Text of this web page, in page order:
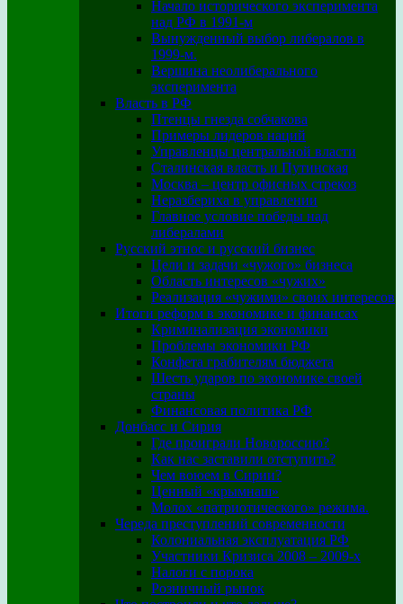
Начало исторического эксперимента
над РФ в 1991-м
Вынужденный выбор либералов в
1999-м.
Вершина неолиберального
эксперимента
Власть в РФ
Птенцы гнезда собчакова
Примеры лидеров наций
Управленцы центральной власти
Сталинская власть и Путинская
Москва – центр офисных стрекоз
Неразбериха в управлении
Главное условие победы над
либералами
Русский этнос и русский бизнес
Цели и задачи «чужого» бизнеса
Область интересов «чужих»
Реализация «чужими» своих интересов
Итоги реформ в экономике и финансах
Криминализация экономики
Проблемы экономики РФ
Конфета грабителям бюджета
Шесть ударов по экономике своей
страны
Финансовая политика РФ
Донбасс и Сирия
Где проиграли Новороссию?
Как нас заставили отступить?
Чем воюем в Сирии?
Ценный «крымнаш»
Молох «патриотического» режима.
Череда преступлений современности
Колониальная эксплуатация РФ
Участники Кризиса 2008 – 2009-х
Налоги с порока
Розничный рынок